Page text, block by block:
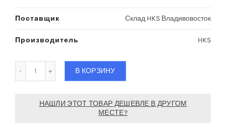
Поставщик Склад HKS Владивовосток
Производитель HKS
В КОРЗИНУ
НАШЛИ ЭТОТ ТОВАР ДЕШЕВЛЕ В ДРУГОМ
МЕСТЕ?